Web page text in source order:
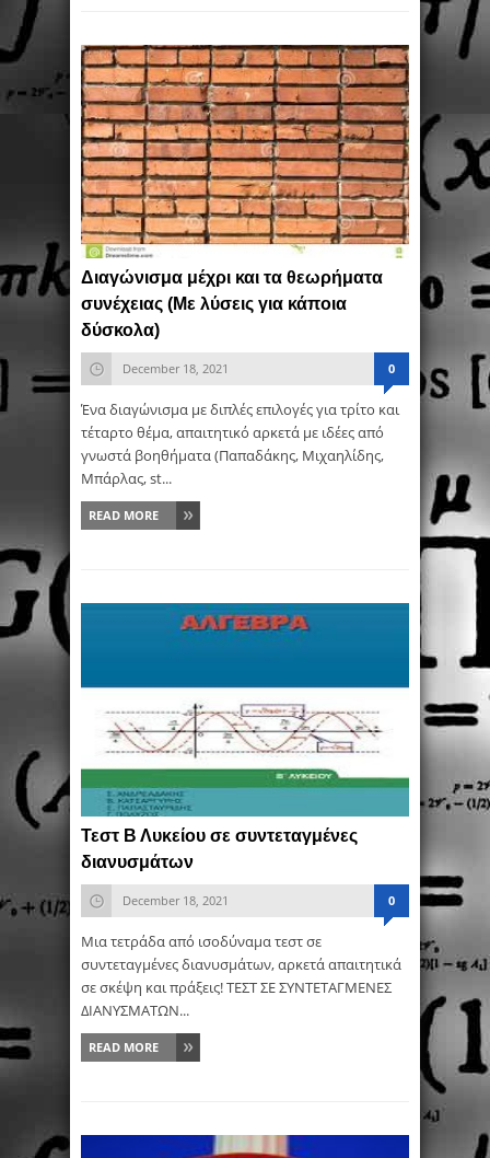
Διαγώνισμα μέχρι και τα θεωρήματα
συνέχειας (Με λύσεις για κάποια
δύσκολα)
December 18, 2021 0
Ένα διαγώνισμα με διπλές επιλογές για τρίτο και
τέταρτο θέμα, απαιτητικό αρκετά με ιδέες από
γνωστά βοηθήματα (Παπαδάκης, Μιχαηλίδης,
Μπάρλας, st...
READ MORE
Τεστ Β Λυκείου σε συντεταγμένες
διανυσμάτων
December 18, 2021 0
Μια τετράδα από ισοδύναμα τεστ σε
συντεταγμένες διανυσμάτων, αρκετά απαιτητικά
σε σκέψη και πράξεις! ΤΕΣΤ ΣΕ ΣΥΝΤΕΤΑΓΜΕΝΕΣ
ΔΙΑΝΥΣΜΑΤΩΝ...
READ MORE